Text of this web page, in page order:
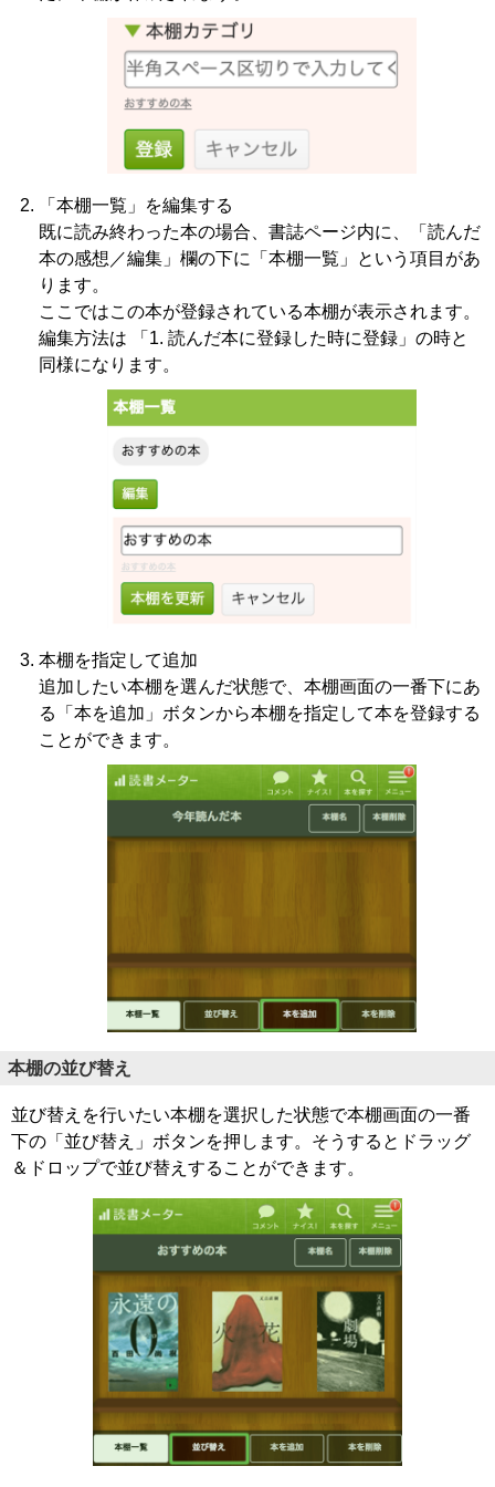
「本棚一覧」を編集する
既に読み終わった本の場合、書誌ページ内に、「読んだ
本の感想／編集」欄の下に「本棚一覧」という項目があ
ります。
ここではこの本が登録されている本棚が表示されます。
編集方法は 「1. 読んだ本に登録した時に登録」の時と
同様になります。
本棚を指定して追加
追加したい本棚を選んだ状態で、本棚画面の一番下にあ
る「本を追加」ボタンから本棚を指定して本を登録する
ことができます。
本棚の並び替え
並び替えを行いたい本棚を選択した状態で本棚画面の一番
下の「並び替え」ボタンを押します。そうするとドラッグ
＆ドロップで並び替えすることができます。